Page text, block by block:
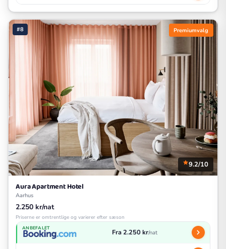
#8 Premiumvalg
9.2/10
Aura Apartment Hotel
Aarhus
2.250 kr/nat
Priserne er omtrentlige og varierer efter sæson
ANBEFALET Fra 2.250 kr/nat